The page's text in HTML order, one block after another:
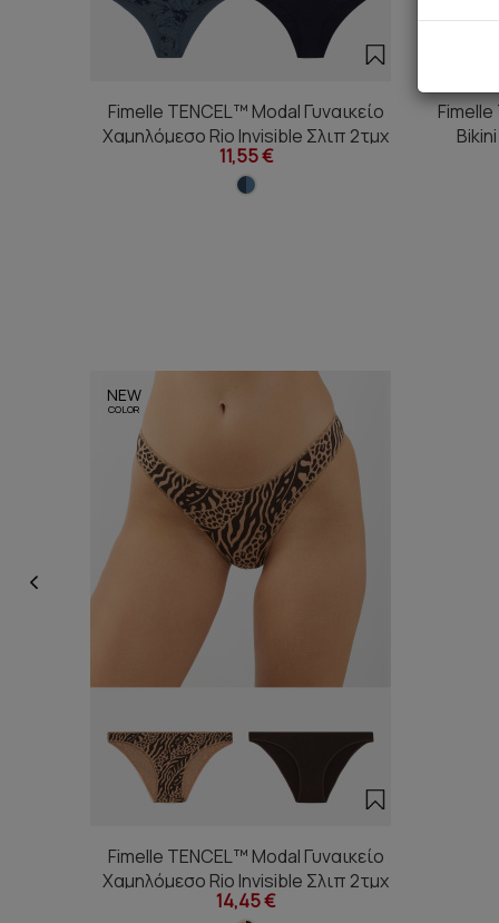
Fimelle TENCEL™ Modal Γυναικείο
Χαμηλόμεσο Rio Invisible Σλιπ 2τμχ
11,55 €
Fimelle
NEW
COLOR
Fimelle TENCEL™ Modal Γυναικείο
Χαμηλόμεσο Rio Invisible Σλιπ 2τμχ
14,45 €